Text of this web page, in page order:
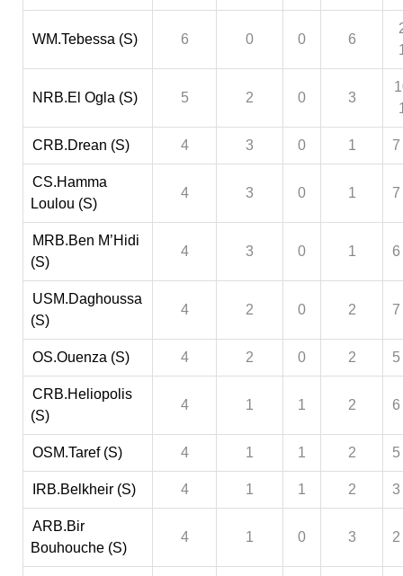
WM.Tebessa (S) 6 0 0 6
NRB.El Ogla (S) 5 2 0 3
CRB.Drean (S) 4 3 0 1 7
CS.Hamma
Loulou (S)
4 3 0 1 7
MRB.Ben M’Hidi
(S)
4 3 0 1 6
USM.Daghoussa
(S)
4 2 0 2 7
OS.Ouenza (S) 4 2 0 2 5
CRB.Heliopolis
(S)
4 1 1 2 6
OSM.Taref (S) 4 1 1 2 5
IRB.Belkheir (S) 4 1 1 2 3
ARB.Bir
Bouhouche (S)
4 1 0 3 2